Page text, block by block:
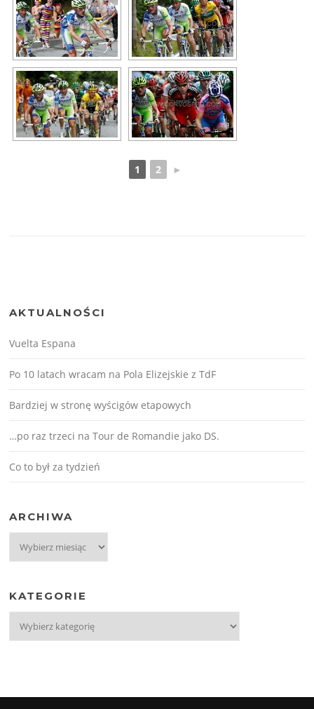
1 2 ►
AKTUALNOŚCI
Vuelta Espana
Po 10 latach wracam na Pola Elizejskie z TdF
Bardziej w stronę wyścigów etapowych
…po raz trzeci na Tour de Romandie jako DS.
Co to był za tydzień
ARCHIWA
KATEGORIE